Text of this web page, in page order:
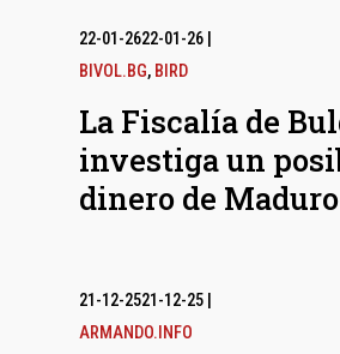
22-01-2622-01-26|
BIVOL.BG, BIRD
La Fiscalía de
investiga un
dinero de Maduro
21-12-2521-12-25|
ARMANDO.INFO